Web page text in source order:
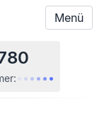
Menü
• • • • •
Menü